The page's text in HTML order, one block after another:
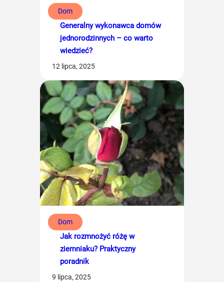
Dom
Generalny wykonawca domów
jednorodzinnych – co warto
wiedzieć?
12 lipca, 2025
Dom
Jak rozmnożyć różę w
ziemniaku? Praktyczny
poradnik
9 lipca, 2025